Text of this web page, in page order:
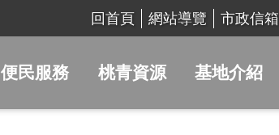
回首頁 網站導覽 市政信箱
便民服務 桃青資源 基地介紹